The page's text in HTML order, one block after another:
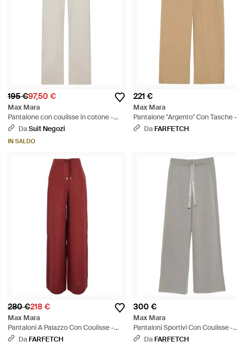
195 €97,50 €
Max Mara
Pantalone con coulisse in cotone -
Bianco
DaSuit Negozi
IN SALDO
221 €
Max Mara
Pantalone "Argento" Con Tasche -
Neutro
Da FARFETCH
280 €218 €
Max Mara
Pantaloni A Palazzo Con Coulisse -
Rosso
Da FARFETCH
300 €
Max Mara
Pantaloni Sportivi Con Coulisse -
Grigio
Da FARFETCH